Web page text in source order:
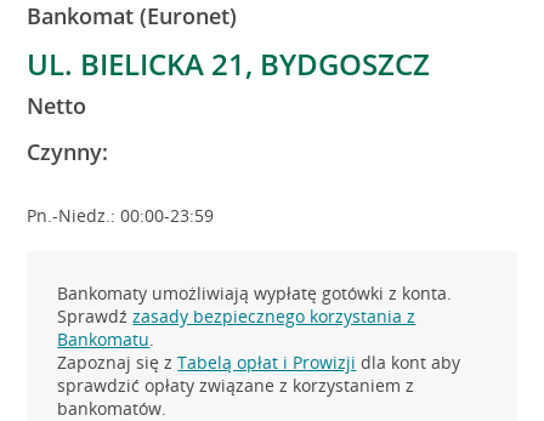
Bankomat (Euronet)
UL. BIELICKA 21, BYDGOSZCZ
Netto
Czynny:
Pn.-Niedz.: 00:00-23:59
Bankomaty umożliwiają wypłatę gotówki z konta.
Sprawdźzasady bezpiecznego korzystania z
Bankomatu.
Zapoznaj się zTabelą opłat i Prowizji dla kont aby
sprawdzić opłaty związane z korzystaniem z
bankomatów.